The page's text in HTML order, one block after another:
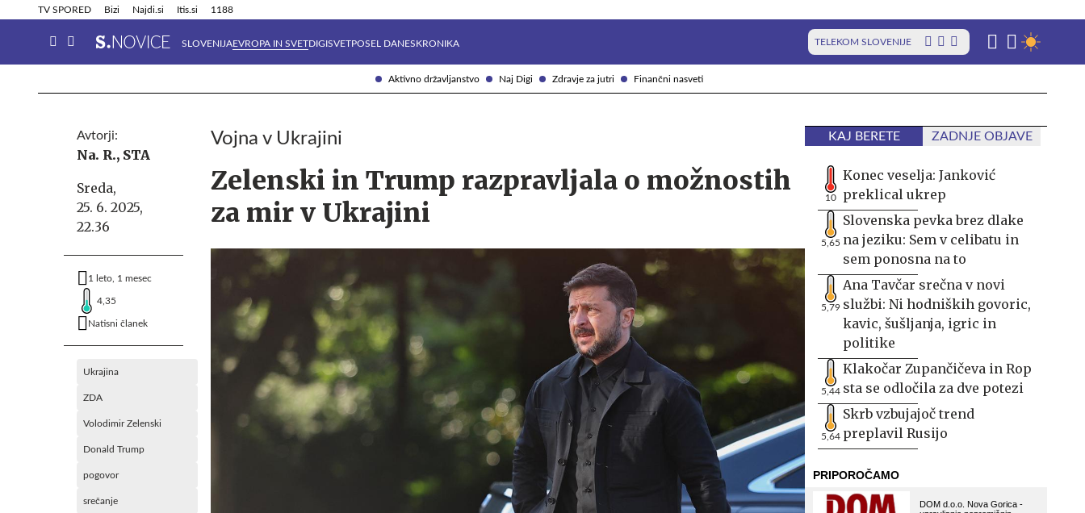
Aktivno državljanstvo Naj Digi Zdravje za jutri Finančni nasveti
TV SPORED Bizi Najdi.si Itis.si 1188
SLOVENIJAEVROPA IN SVETDIGISVETPOSEL DANESKRONIKA TELEKOM SLOVENIJE
Info in obvestila Tehnik
Avtorji:
Na. R., STA
Sreda,
25. 6. 2025,
22.36
1 leto, 1 mesec
4,35
Natisni članek
Ukrajina
ZDA
Volodimir Zelenski
Donald Trump
pogovor
srečanje
Vojna v Ukrajini
Zelenski in Trump razpravljala o možnostih
za mir v Ukrajini
KAJ BERETE ZADNJE OBJAVE
10
Konec veselja: Janković
preklical ukrep
5,65
Slovenska pevka brez dlake
na jeziku: Sem v celibatu in
sem ponosna na to
5,79
Ana Tavčar srečna v novi
službi: Ni hodniških govoric,
kavic, šušljanja, igric in
politike
5,44
Klakočar Zupančičeva in Rop
sta se odločila za dve potezi
5,64
Skrb vzbujajoč trend
preplavil Rusijo